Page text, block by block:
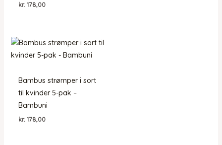
kr.178,00
Bambus strømper i sort
til kvinder 5-pak –
Bambuni
kr. 178,00